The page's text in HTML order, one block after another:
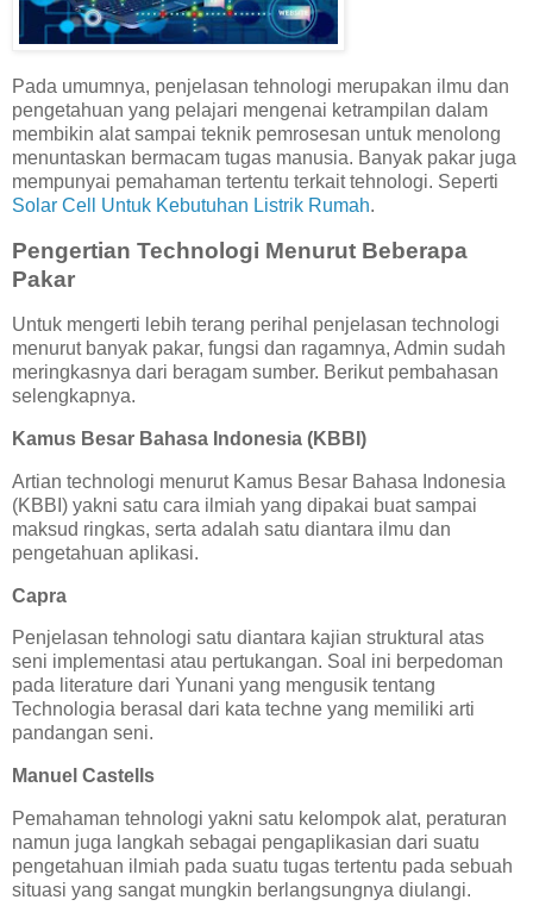
Pada umumnya, penjelasan tehnologi merupakan ilmu dan
pengetahuan yang pelajari mengenai ketrampilan dalam
membikin alat sampai teknik pemrosesan untuk menolong
menuntaskan bermacam tugas manusia. Banyak pakar juga
mempunyai pemahaman tertentu terkait tehnologi. Seperti
Solar Cell Untuk Kebutuhan Listrik Rumah.
Pengertian Technologi Menurut Beberapa
Pakar
Untuk mengerti lebih terang perihal penjelasan technologi
menurut banyak pakar, fungsi dan ragamnya, Admin sudah
meringkasnya dari beragam sumber. Berikut pembahasan
selengkapnya.
Kamus Besar Bahasa Indonesia (KBBI)
Artian technologi menurut Kamus Besar Bahasa Indonesia
(KBBI) yakni satu cara ilmiah yang dipakai buat sampai
maksud ringkas, serta adalah satu diantara ilmu dan
pengetahuan aplikasi.
Capra
Penjelasan tehnologi satu diantara kajian struktural atas
seni implementasi atau pertukangan. Soal ini berpedoman
pada literature dari Yunani yang mengusik tentang
Technologia berasal dari kata techne yang memiliki arti
pandangan seni.
Manuel Castells
Pemahaman tehnologi yakni satu kelompok alat, peraturan
namun juga langkah sebagai pengaplikasian dari suatu
pengetahuan ilmiah pada suatu tugas tertentu pada sebuah
situasi yang sangat mungkin berlangsungnya diulangi.